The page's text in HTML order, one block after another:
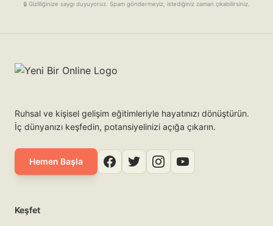
🔒 Gizliliğinize saygı duyuyoruz. Spam göndermeyiz, istediğiniz zaman çıkabilirsiniz.
Ruhsal ve kişisel gelişim eğitimleriyle hayatınızı dönüştürün.
İç dünyanızı keşfedin, potansiyelinizi açığa çıkarın.
Hemen Başla
Keşfet